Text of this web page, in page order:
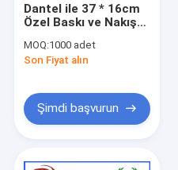
Dantel ile 37 * 16cm
Özel Baskı ve Nakış
MOQ:1000 adet
Son Fiyat alın
Şimdi başvurun